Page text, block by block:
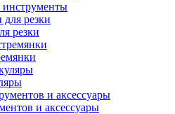
резки
и аксессуары